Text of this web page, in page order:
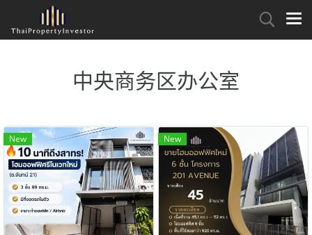
中央商务区办公室
New New